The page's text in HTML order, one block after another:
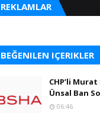
REKLAMLAR
BEĞENILEN IÇERIKLER
CHP’li
Ünsal Ban
06:46